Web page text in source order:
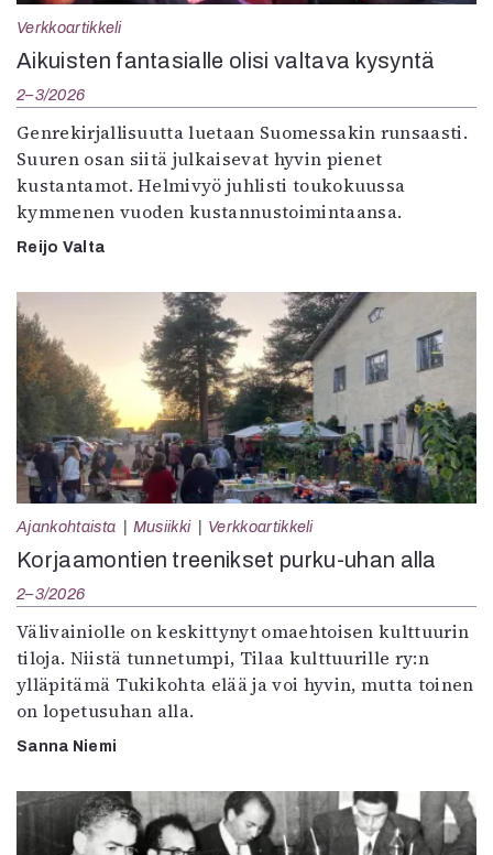
Verkkoartikkeli
Aikuisten fantasialle olisi valtava kysyntä
2–3/2026
Genrekirjallisuutta luetaan Suomessakin runsaasti.
Suuren osan siitä julkaisevat hyvin pienet
kustantamot. Helmivyö juhlisti toukokuussa
kymmenen vuoden kustannustoimintaansa.
Reijo Valta
Ajankohtaista Musiikki Verkkoartikkeli
Korjaamontien treenikset purku-uhan alla
2–3/2026
Välivainiolle on keskittynyt omaehtoisen kulttuurin
tiloja. Niistä tunnetumpi, Tilaa kulttuurille ry:n
ylläpitämä Tukikohta elää ja voi hyvin, mutta toinen
on lopetusuhan alla.
Sanna Niemi